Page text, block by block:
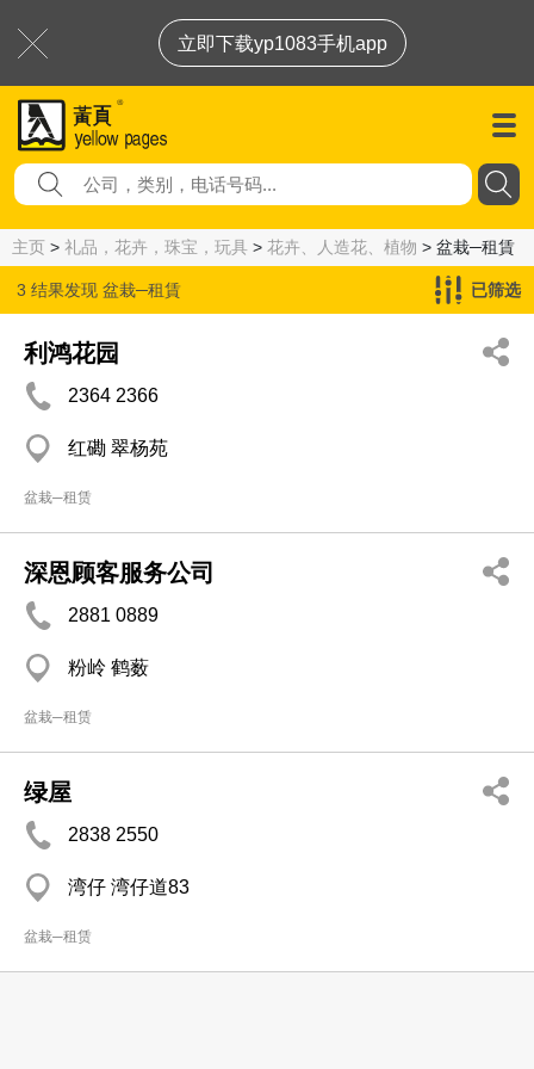
立即下载yp1083手机app
主页 > 礼品，花卉，珠宝，玩具 > 花卉、人造花、植物 > 盆栽─租賃
3 结果发现 盆栽─租賃 已筛选
利鸿花园
2364 2366
红磡 翠杨苑
盆栽─租赁
深恩顾客服务公司
2881 0889
粉岭 鹤薮
盆栽─租赁
绿屋
2838 2550
湾仔 湾仔道83
盆栽─租赁